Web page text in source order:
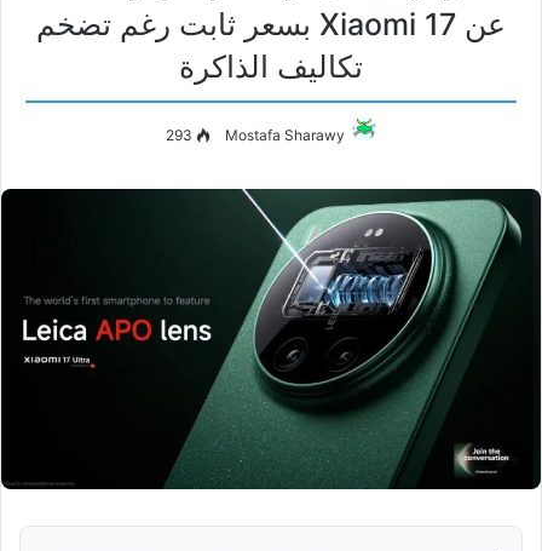
عن Xiaomi 17 بسعر ثابت رغم تضخم
تكاليف الذاكرة
Mostafa Sharawy
293